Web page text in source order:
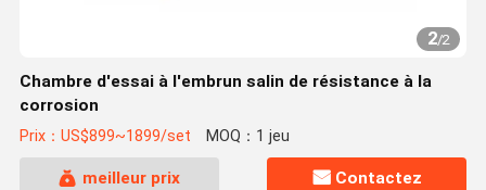
2/2
Chambre d'essai à l'embrun salin de résistance à la
corrosion
Prix：US$899~1899/set MOQ：1 jeu
meilleur prix Contactez